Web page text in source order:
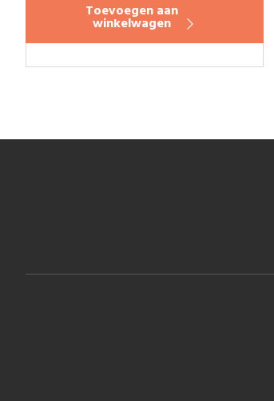
Toevoegen aan
winkelwagen